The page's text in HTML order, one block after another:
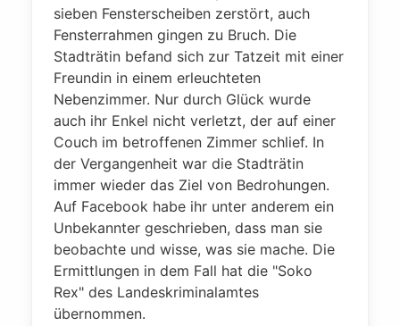
sieben Fensterscheiben zerstört, auch
Fensterrahmen gingen zu Bruch. Die
Stadträtin befand sich zur Tatzeit mit einer
Freundin in einem erleuchteten
Nebenzimmer. Nur durch Glück wurde
auch ihr Enkel nicht verletzt, der auf einer
Couch im betroffenen Zimmer schlief. In
der Vergangenheit war die Stadträtin
immer wieder das Ziel von Bedrohungen.
Auf Facebook habe ihr unter anderem ein
Unbekannter geschrieben, dass man sie
beobachte und wisse, was sie mache. Die
Ermittlungen in dem Fall hat die "Soko
Rex" des Landeskriminalamtes
übernommen.